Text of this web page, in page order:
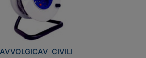
AVVOLGICAVI CIVILI